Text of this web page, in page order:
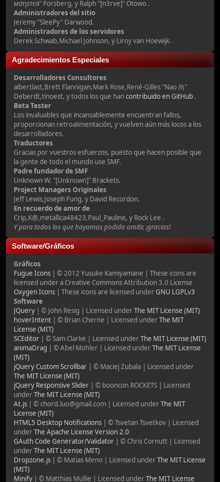
мσηѕтєя" Forsberg, y Ralph "[n3rve]" Otowo .
Administradores del sitio
Jeremy "SleePy" Darwood.
Administradores de los servidores
Derek Schwab,Michael Johnson, y Liroy van Hoewijk.
Agradecimientos Especiales
Desarrolladores Consultores
albertlast,Brett Flannigan,Mark Rose,René-Gilles "Nao 尚"
Deberdt,tinoest, y todos los que han contribuido en GitHub .
Beta Tester
Los invaluables que incansablemente encuentran fallos,
proporcionan retroalimentación, y vuelven aún más locos a los
desarrolladores.
Traductores
Gracias por vuestros esfuerzos, puesto que hacen posible que
la gente de todo el mundo use SMF.
Padre fundador de SMF
Unknown W. "[Unknown]" Brackets.
Project Managers Originales
Jeff Lewis,Joseph Fung, y David Recordon.
En recuerdo de amor de
Crip,K@,metallica48423,Paul_Pauline, y Rock Lee .
Y para todos los que hayamos podido omitir, ¡gracias!
Software/Gráficos
Gráficos
Fugue Icons | © 2012 Yusuke Kamiyamane | These icons are
licensed under a Creative Commons Attribution 3.0 License
Oxygen Icons | These icons are licensed underGNU LGPLv3
Software
JQuery | © John Resig | Licensed underThe MIT License (MIT)
hoverIntent | © Brian Cherne | Licensed underThe MIT
License (MIT)
SCEditor | © Sam Clarke | Licensed underThe MIT License (MIT)
animaDrag | © Abel Mohler | Licensed underThe MIT License
(MIT)
jQuery Custom Scrollbar | © Maciej Zubala | Licensed under
The MIT License (MIT)
jQuery Responsive Slider | © booncon ROCKETS | Licensed
underThe MIT License (MIT)
At.js | © chord.luo@gmail.com | Licensed underThe MIT
License (MIT)
HTML5 Desktop Notifications | © Tsvetan Tsvetkov | Licensed
underThe Apache License Version 2.0
GAuth Code Generator/Validator | © Chris Cornutt | Licensed
underThe MIT License (MIT)
Dropzone.js | © Matias Meno | Licensed underThe MIT License
(MIT)
Minify | © Matthias Mullie | Licensed underThe MIT License